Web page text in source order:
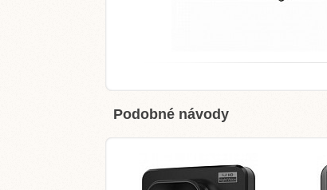
Podobné návody